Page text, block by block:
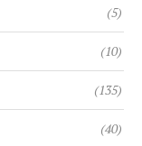
(5)
(10)
(135)
(40)